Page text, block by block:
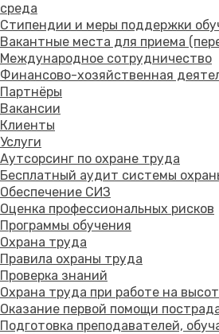
среда
Стипендии и меры поддержки
Вакантные места для приема
Международное сотрудничество
Финансово-хозяйственная
Партнёры
Вакансии
Клиенты
Услуги
Аутсорсинг по охране труда
Бесплатный аудит системы
Обеспечение СИЗ
Оценка профессиональных рисков
Программы обучения
Охрана труда
Правила охраны труда
Проверка знаний
Охрана труда при работе на
Оказание первой помощи
Подготовка преподавателей,